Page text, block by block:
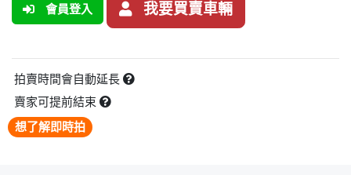
會員登入 我要買賣車輛
拍賣時間會自動延長
賣家可提前結束
想了解即時拍